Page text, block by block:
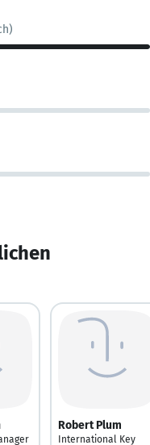
Robert Plum
International Key